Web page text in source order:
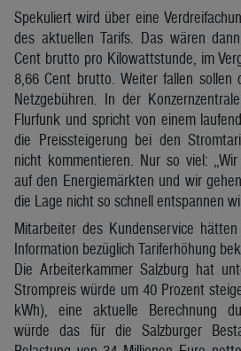
Spekuliert wird über eine
des aktuellen Tarifs. Das wären
Cent brutto pro Kilowattstunde, im
8,66 Cent brutto. Weiter fallen sollen
Netzgebühren. In der
Flurfunk und spricht von einem
die Preissteigerung bei den
nicht kommentieren. Nur so viel:
auf den Energiemärkten und wir
die Lage nicht so schnell entspannen
Mitarbeiter des Kundenservice
Information bezüglich Tariferhöhung
Die Arbeiterkammer Salzburg hat
Strompreis würde um 40 Prozent
kWh), eine aktuelle Berechnung
würde das für die Salzburger